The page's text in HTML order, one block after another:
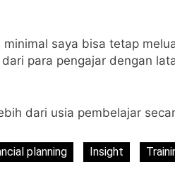
saya bisa tetap
para pengajar dengan
dari usia pembelajar
planning Insight